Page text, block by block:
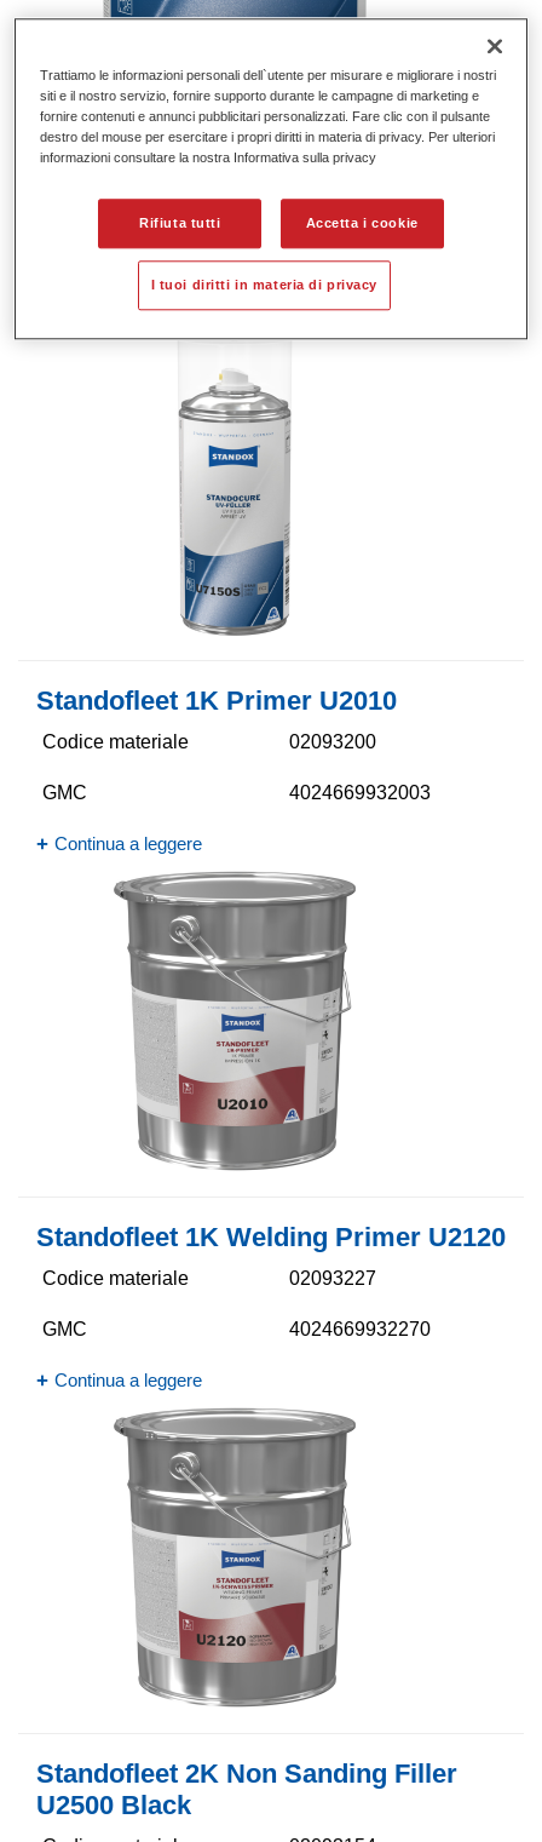
Standocure UV Filler U7150S
Codice materiale 02078032
4024669632279
Continua a leggere
Standofleet 1K Primer U2010
Codice materiale 02093200
GMC 4024669932003
Continua a leggere
Standofleet 1K Welding Primer U2120
Codice materiale 02093227
GMC 4024669932270
Continua a leggere
Standofleet 2K Non Sanding Filler
U2500 Black
Trattiamo le informazioni personali dell`utente per misurare e migliorare i nostri
siti e il nostro servizio, fornire supporto durante le campagne di marketing e
fornire contenuti e annunci pubblicitari personalizzati. Fare clic con il pulsante
destro del mouse per esercitare i propri diritti in materia di privacy. Per ulteriori
informazioni consultare la nostra Informativa sulla privacy
Rifiuta tutti Accetta i cookie
I tuoi diritti in materia di privacy